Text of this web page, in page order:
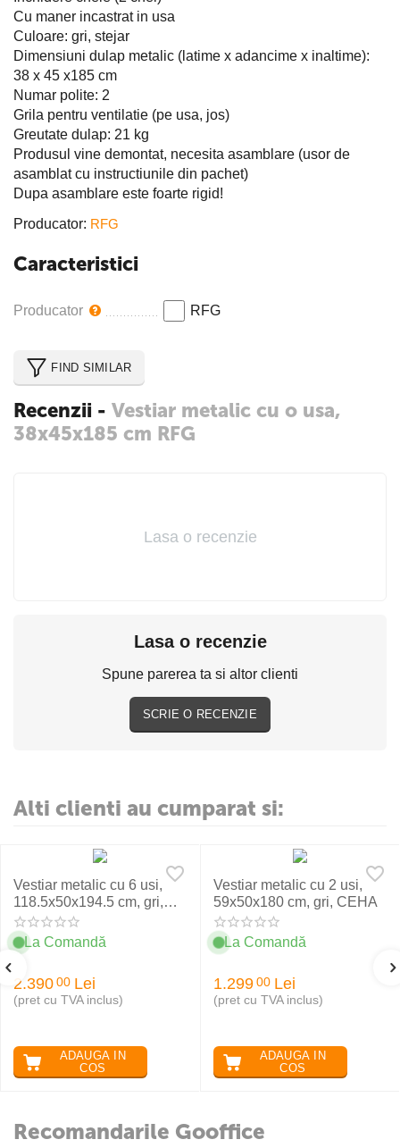
Cu maner incastrat in usa
Culoare: gri, stejar
Dimensiuni dulap metalic (latime x adancime x inaltime):
38 x 45 x185 cm
Numar polite: 2
Grila pentru ventilatie (pe usa, jos)
Greutate dulap: 21 kg
Produsul vine demontat, necesita asamblare (usor de
asamblat cu instructiunile din pachet)
Dupa asamblare este foarte rigid!
Producator: RFG
Caracteristici
Producator RFG
FIND SIMILAR
Recenzii - Vestiar metalic cu o usa,
38x45x185 cm RFG
Lasa o recenzie
Lasa o recenzie
Spune parerea ta si altor clienti
SCRIE O RECENZIE
Alti clienti au cumparat si:
Vestiar metalic cu 6 usi,
118.5x50x194.5 cm, gri,
CEHA
La Comandă
2.390 00 Lei
(pret cu TVA inclus)
ADAUGA IN
COS
Vestiar metalic cu 2 usi,
59x50x180 cm, gri, CEHA
La Comandă
1.299 00 Lei
(pret cu TVA inclus)
ADAUGA IN
COS
Recomandarile Gooffice